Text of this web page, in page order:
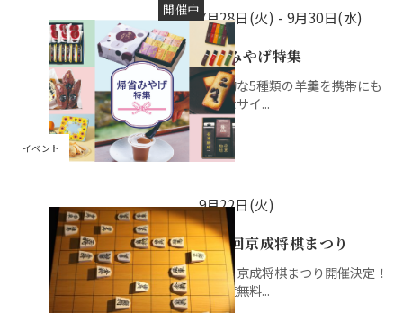
開催中
イベント
7月28日(火) - 9月30日(水)
帰省みやげ特集
代表的な5種類の羊羹を携帯にも
便利なサイ...
9月22日(火)
第14回京成将棋まつり
今年も京成将棋まつり開催決定！
［観覧無料...